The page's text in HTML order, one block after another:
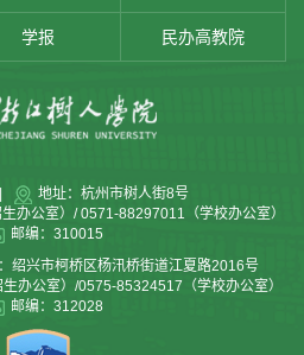
学报 民办高教院
地址：杭州市树人街8号
办公室）/ 0571-88297011（学校办公室）
邮编：310015
绍兴市柯桥区杨汛桥街道江夏路2016号
办公室）/0575-85324517（学校办公室）
邮编：312028